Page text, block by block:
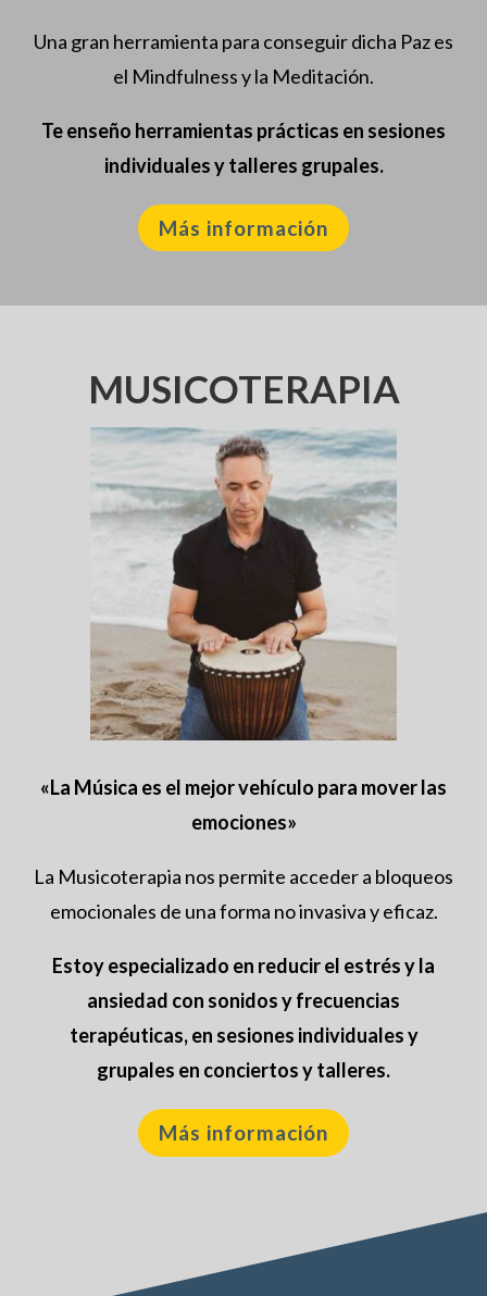
Una gran herramienta para conseguir dicha Paz es
el Mindfulness y la Meditación.
Te enseño herramientas prácticas en sesiones
individuales y talleres grupales.
Más información
MUSICOTERAPIA
«La Música es el mejor vehículo para mover las
emociones»
La Musicoterapia nos permite acceder a bloqueos
emocionales de una forma no invasiva y eficaz.
Estoy especializado en reducir el estrés y la
ansiedad con sonidos y frecuencias
terapéuticas, en sesiones individuales y
grupales en conciertos y talleres.
Más información